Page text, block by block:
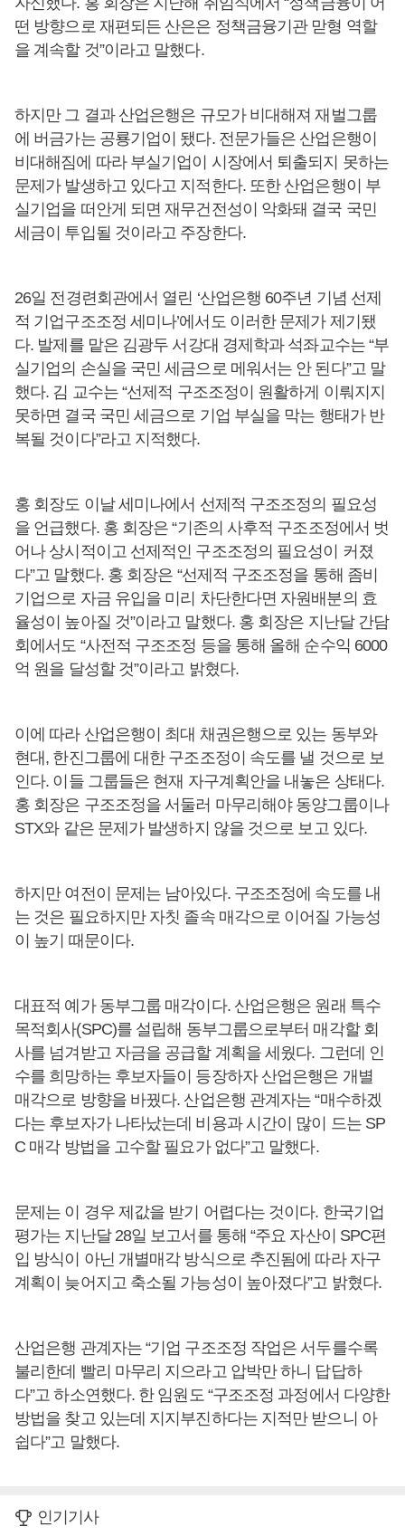
떤 방향으로 재편되든 산은은 정책금융기관 맏형 역할
을 계속할 것”이라고 말했다.
하지만 그 결과 산업은행은 규모가 비대해져 재벌그룹
에 버금가는 공룡기업이 됐다. 전문가들은 산업은행이
비대해짐에 따라 부실기업이 시장에서 퇴출되지 못하는
문제가 발생하고 있다고 지적한다. 또한 산업은행이 부
실기업을 떠안게 되면 재무건전성이 악화돼 결국 국민
세금이 투입될 것이라고 주장한다.
26일 전경련회관에서 열린 ‘산업은행 60주년 기념 선제
적 기업구조조정 세미나’에서도 이러한 문제가 제기됐
다. 발제를 맡은 김광두 서강대 경제학과 석좌교수는 “부
실기업의 손실을 국민 세금으로 메워서는 안 된다”고 말
했다. 김 교수는 “선제적 구조조정이 원활하게 이뤄지지
못하면 결국 국민 세금으로 기업 부실을 막는 행태가 반
복될 것이다”라고 지적했다.
홍 회장도 이날 세미나에서 선제적 구조조정의 필요성
을 언급했다. 홍 회장은 “기존의 사후적 구조조정에서 벗
어나 상시적이고 선제적인 구조조정의 필요성이 커졌
다”고 말했다. 홍 회장은 “선제적 구조조정을 통해 좀비
기업으로 자금 유입을 미리 차단한다면 자원배분의 효
율성이 높아질 것”이라고 말했다. 홍 회장은 지난달 간담
회에서도 “사전적 구조조정 등을 통해 올해 순수익 6000
억 원을 달성할 것”이라고 밝혔다.
이에 따라 산업은행이 최대 채권은행으로 있는 동부와
현대, 한진그룹에 대한 구조조정이 속도를 낼 것으로 보
인다. 이들 그룹들은 현재 자구계획안을 내놓은 상태다.
홍 회장은 구조조정을 서둘러 마무리해야 동양그룹이나
STX와 같은 문제가 발생하지 않을 것으로 보고 있다.
하지만 여전이 문제는 남아있다. 구조조정에 속도를 내
는 것은 필요하지만 자칫 졸속 매각으로 이어질 가능성
이 높기 때문이다.
대표적 예가 동부그룹 매각이다. 산업은행은 원래 특수
목적회사(SPC)를 설립해 동부그룹으로부터 매각할 회
사를 넘겨받고 자금을 공급할 계획을 세웠다. 그런데 인
수를 희망하는 후보자들이 등장하자 산업은행은 개별
매각으로 방향을 바꿨다. 산업은행 관계자는 “매수하겠
다는 후보자가 나타났는데 비용과 시간이 많이 드는 SP
C 매각 방법을 고수할 필요가 없다”고 말했다.
문제는 이 경우 제값을 받기 어렵다는 것이다. 한국기업
평가는 지난달 28일 보고서를 통해 “주요 자산이 SPC편
입 방식이 아닌 개별매각 방식으로 추진됨에 따라 자구
계획이 늦어지고 축소될 가능성이 높아졌다”고 밝혔다.
산업은행 관계자는 “기업 구조조정 작업은 서두를수록
불리한데 빨리 마무리 지으라고 압박만 하니 답답하
다”고 하소연했다. 한 임원도 “구조조정 과정에서 다양한
방법을 찾고 있는데 지지부진하다는 지적만 받으니 아
쉽다”고 말했다.
인기기사